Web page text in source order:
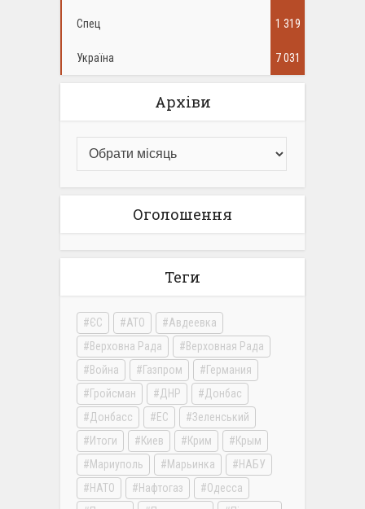
Спец 1 319
Україна 7 031
Архіви
Оголошення
Теги
ЄС АТО
Авдеевка
Верховна Рада
Верховная Рада
Война
Газпром
Германия
Гройсман
ДНР
Донбас
Донбасс
ЕС
Зеленський
Итоги
Киев Крим
Крым
Мариуполь
Марьинка
НАБУ
НАТО
Нафтогаз
Одесса